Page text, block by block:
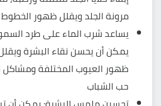
مرونة الجلد ويقلل ظهور الخطوط
يساعد شرب الماء على طرد
يمكن أن يحسن نقاء البشرة
ظهور العيوب المختلفة ومشاكل
حب الشباب